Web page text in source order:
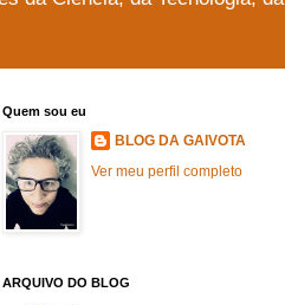
Quem sou eu
BLOG DA GAIVOTA
Ver meu perfil completo
ARQUIVO DO BLOG